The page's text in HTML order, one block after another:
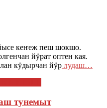
кеҥеж пеш шокшо.
йӱрат оптен кая.
кӱдырчан йӱр лудаш…
тунемыт